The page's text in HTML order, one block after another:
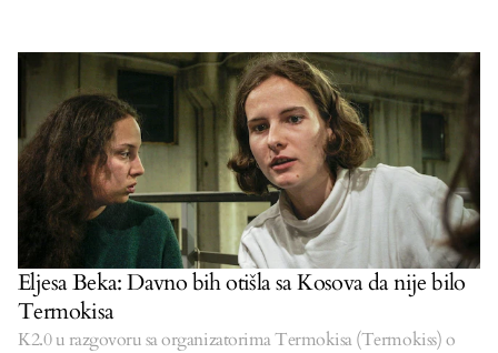
Eljesa Beka: Davno bih otišla sa Kosova da nije bilo
Termokisa
K2.0 u razgovoru sa organizatorima Termokisa (Termokiss) o